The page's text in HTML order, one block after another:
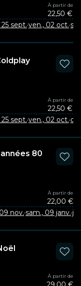
À partir de
22,50 €
sept.·ven., 02 oct.·
À partir de
22,50 €
sept.·ven., 02 oct.·
80
À partir de
22,00 €
nov.·sam., 09 janv.·
À partir de